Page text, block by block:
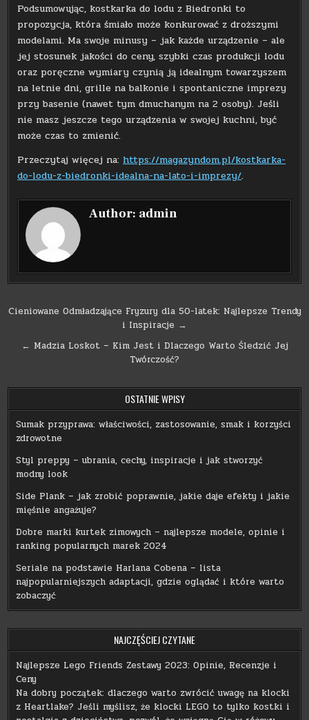
Podsumowując, kostkarka do lodu z Biedronki to
propozycja, która śmiało może konkurować z droższymi
modelami. Ma swoje minusy – jak każde urządzenie – ale
jej stosunek jakości do ceny, szybki czas produkcji lodu
oraz poręczne wymiary czynią ją idealnym towarzyszem
na letnie dni, grille na balkonie i spontaniczne imprezy
przy basenie (nawet tym dmuchanym na 2 osoby). Jeśli
nie masz jeszcze tego urządzenia w swojej kuchni, być
może czas to zmienić.
Przeczytaj więcej na: https://magazyndom.pl/kostkarka-
do-lodu-z-biedronki-idealna-na-lato-i-imprezy/.
Author: admin
Nawigacja
Cieniowane Odmładzające Fryzury dla 50-latek: Najlepsze Trendy
i Inspiracje →
← Madzia Loskot – Kim Jest i Dlaczego Warto Śledzić Jej
Twórczość?
OSTATNIE WPISY
Sumak przyprawa: właściwości, zastosowanie, smak i korzyści
zdrowotne
Styl preppy – ubrania, cechy, inspiracje i jak stworzyć
modny look
Side Plank – jak zrobić poprawnie, jakie daje efekty i jakie
mięśnie angażuje?
Dobre marki kurtek zimowych – najlepsze modele, opinie i
ranking popularnych marek 2024
Seriale na podstawie Harlana Cobena – lista
najpopularniejszych adaptacji, gdzie oglądać i które warto
zobaczyć
NAJCZĘŚCIEJ CZYTANE
Najlepsze Lego Friends Zestawy 2023: Opinie, Recenzje i
Ceny
Na dobry początek: dlaczego warto zwrócić uwagę na klocki
z Heartlake? Jeśli myślisz, że klocki LEGO to tylko kostki i